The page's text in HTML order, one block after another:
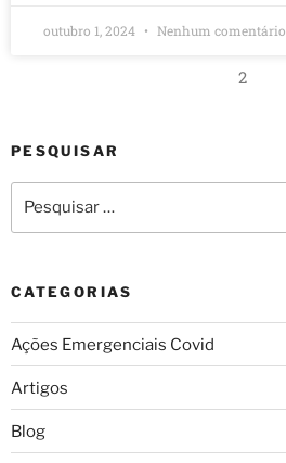
outubro 1, 2024 Nenhum comentário
2
PESQUISAR
CATEGORIAS
Ações Emergenciais Covid
Artigos
Blog